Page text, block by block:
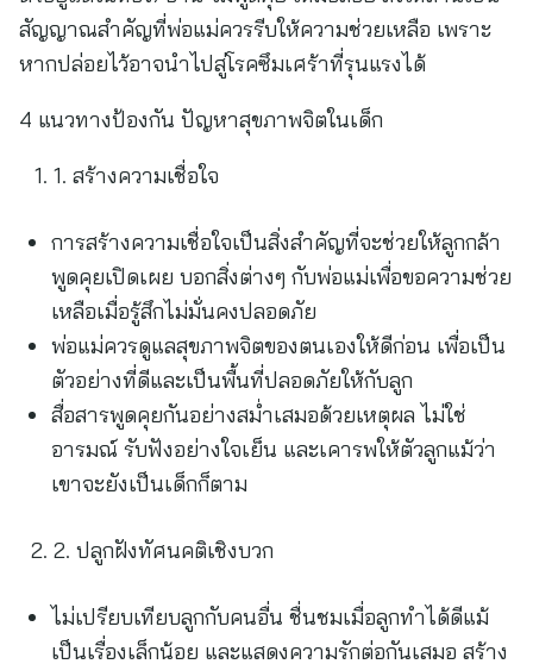
สัญญาณสำคัญที่พ่อแม่ควรรีบให้ความช่วยเหลือ เพราะ
หากปล่อยไว้อาจนำไปสู่โรคซึมเศร้าที่รุนแรงได้
4 แนวทางป้องกัน ปัญหาสุขภาพจิตในเด็ก
1. สร้างความเชื่อใจ
การสร้างความเชื่อใจเป็นสิ่งสำคัญที่จะช่วยให้ลูกกล้า
พูดคุยเปิดเผย บอกสิ่งต่างๆ กับพ่อแม่เพื่อขอความช่วย
เหลือเมื่อรู้สึกไม่มั่นคงปลอดภัย
พ่อแม่ควรดูแลสุขภาพจิตของตนเองให้ดีก่อน เพื่อเป็น
ตัวอย่างที่ดีและเป็นพื้นที่ปลอดภัยให้กับลูก
สื่อสารพูดคุยกันอย่างสม่ำเสมอด้วยเหตุผล ไม่ใช่
อารมณ์ รับฟังอย่างใจเย็น และเคารพให้ตัวลูกแม้ว่า
เขาจะยังเป็นเด็กก็ตาม
2. ปลูกฝังทัศนคติเชิงบวก
ไม่เปรียบเทียบลูกกับคนอื่น ชื่นชมเมื่อลูกทำได้ดีแม้
เป็นเรื่องเล็กน้อย และแสดงความรักต่อกันเสมอ สร้าง